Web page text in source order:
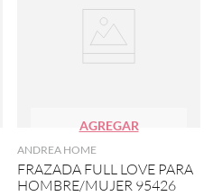
AGREGAR
ANDREA HOME
FRAZADA FULL LOVE PARA
HOMBRE/MUJER 95426